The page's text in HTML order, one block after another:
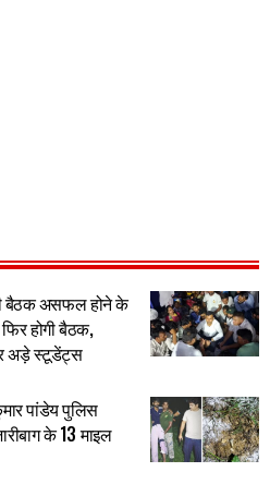
बैठक असफल होने के
होगी बैठक,
अड़े स्टूडेंट्स
पांडेय पुलिस
के 13 माइल